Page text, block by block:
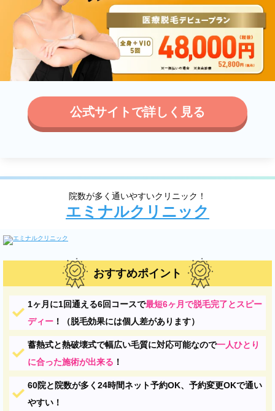
公式サイトで詳しく見る
院数が多く通いやすいクリニック！
エミナルクリニック
おすすめポイント
1ヶ月に1回通える6回コースで最短6ヶ月で脱毛完了とスピー
ディー！（脱毛効果には個人差があります）
蓄熱式と熱破壊式で幅広い毛質に対応可能なので一人ひとり
に合った施術が出来る ！
60院と院数が多く24時間ネット予約OK、予約変更OKで通い
やすい！